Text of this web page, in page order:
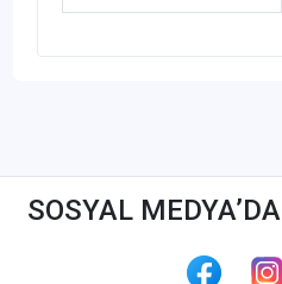
SOSYAL MEDYA’DA